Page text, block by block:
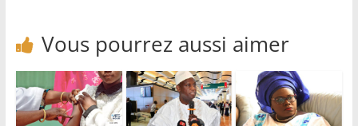
Vous pourrez aussi aimer